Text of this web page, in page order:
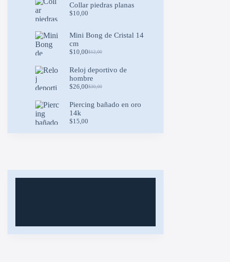
Collar piedras planas
$10,00
Mini Bong de Cristal 14
cm
$12,00
Original
was:
$12,00.
$10,00Current
is:
$10,00.
Reloj deportivo de
hombre
$30,00
Original
was:
$26,00Current
is:
Piercing bañado en oro
14k
$15,00